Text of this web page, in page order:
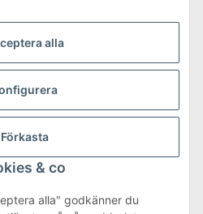
alla
Förkasta
& co
alla" godkänner du